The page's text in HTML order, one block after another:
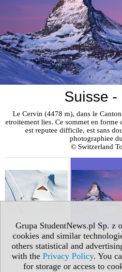
Grupa StudentNews.pl Sp. z
cookies and similar
others statistical and
with the Privacy Policy. You
for storage or access to
Suisse -
Le Cervin (4478 m), dans le
etroitement lies. Ce sommet en forme
est reputee difficile, est sans
photographiee
© Switzerland